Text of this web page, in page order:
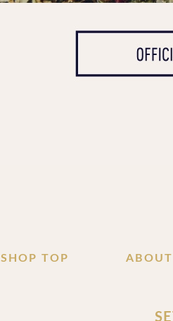
SHOP TOP ABOUT